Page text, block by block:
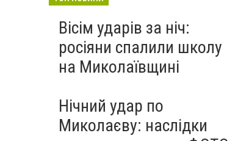
Вісім ударів за ніч:
росіяни спалили школу
на Миколаївщині
Нічний удар по
Миколаєву: наслідки